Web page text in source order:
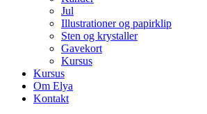
Jul
Illustrationer og papirklip
Sten og krystaller
Gavekort
Kursus
Kursus
Om Elya
Kontakt